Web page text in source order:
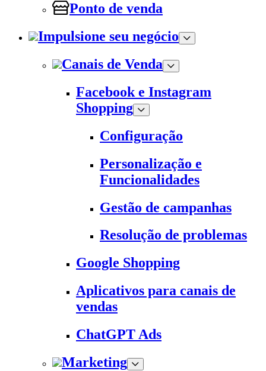
Ponto de venda
Impulsione seu negócio
Canais de Venda
Facebook e Instagram
Shopping
Configuração
Personalização e
Funcionalidades
Gestão de campanhas
Resolução de problemas
Google Shopping
Aplicativos para canais de
vendas
ChatGPT Ads
Marketing